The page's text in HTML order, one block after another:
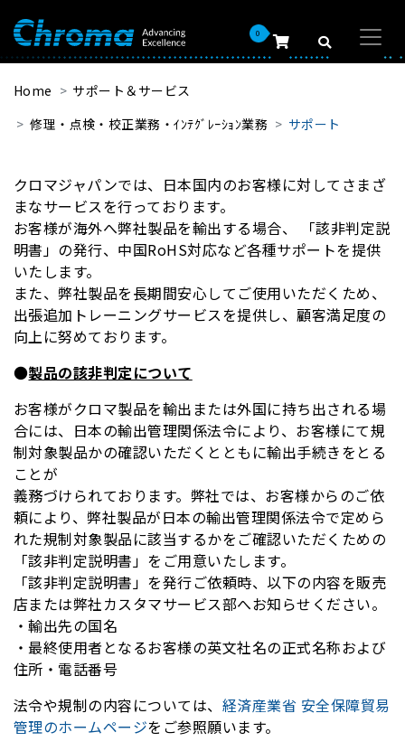
0
Home
サポート＆サービス
修理・点検・校正業務・ｲﾝﾃｸﾞﾚｰｼｮﾝ業務
サポート
クロマジャパンでは、日本国内のお客様に対してさまざ
まなサービスを行っております。
お客様が海外へ弊社製品を輸出する場合、 「該非判定説
明書」の発行、中国RoHS対応など各種サポートを提供
いたします。
また、弊社製品を長期間安心してご使用いただくため、
出張追加トレーニングサービスを提供し、顧客満足度の
向上に努めております。
●製品の該非判定について
お客様がクロマ製品を輸出または外国に持ち出される場
合には、日本の輸出管理関係法令により、お客様にて規
制対象製品かの確認いただくとともに輸出手続きをとる
ことが
義務づけられております。弊社では、お客様からのご依
頼により、弊社製品が日本の輸出管理関係法令で定めら
れた規制対象製品に該当するかをご確認いただくための
「該非判定説明書」をご用意いたします。
「該非判定説明書」を発行ご依頼時、以下の内容を販売
店または弊社カスタマサービス部へお知らせください。
・輸出先の国名
・最終使用者となるお客様の英文社名の正式名称および
住所・電話番号
法令や規制の内容については、 経済産業省 安全保障貿易
管理のホームページをご参照願います。